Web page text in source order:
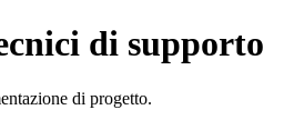
di supporto
di progetto.